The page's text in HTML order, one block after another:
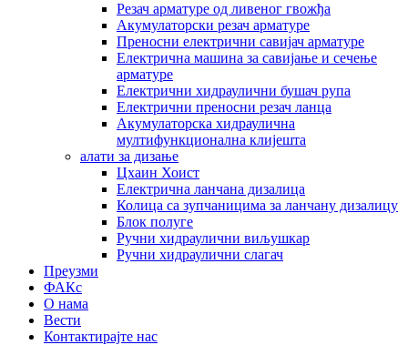
Резач арматуре од ливеног гвожђа
Акумулаторски резач арматуре
Преносни електрични савијач арматуре
Електрична машина за савијање и сечење
арматуре
Електрични хидраулични бушач рупа
Електрични преносни резач ланца
Акумулаторска хидраулична
мултифункционална клијешта
алати за дизање
Цхаин Хоист
Електрична ланчана дизалица
Колица са зупчаницима за ланчану дизалицу
Блок полуге
Ручни хидраулични виљушкар
Ручни хидраулични слагач
Преузми
ФАКс
О нама
Вести
Контактирајте нас